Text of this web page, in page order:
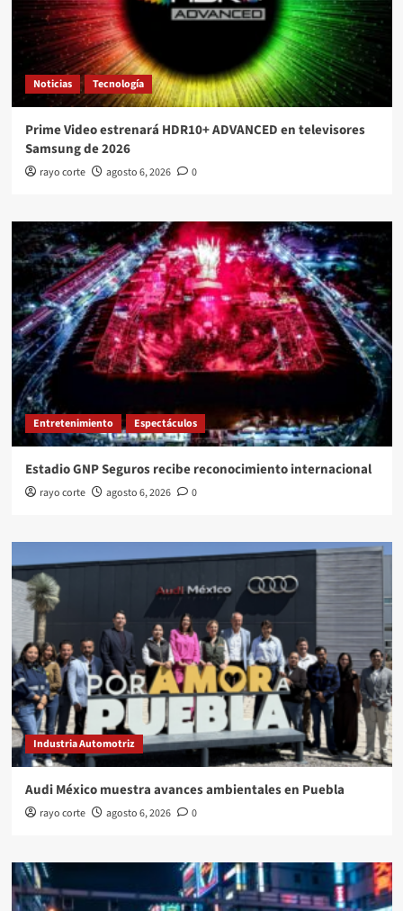
Noticias Tecnología
Prime Video estrenará HDR10+ ADVANCED en televisores
Samsung de 2026
rayo corte agosto 6, 2026 0
Entretenimiento Espectáculos
Estadio GNP Seguros recibe reconocimiento internacional
rayo corte agosto 6, 2026 0
Industria Automotriz
Audi México muestra avances ambientales en Puebla
rayo corte agosto 6, 2026 0